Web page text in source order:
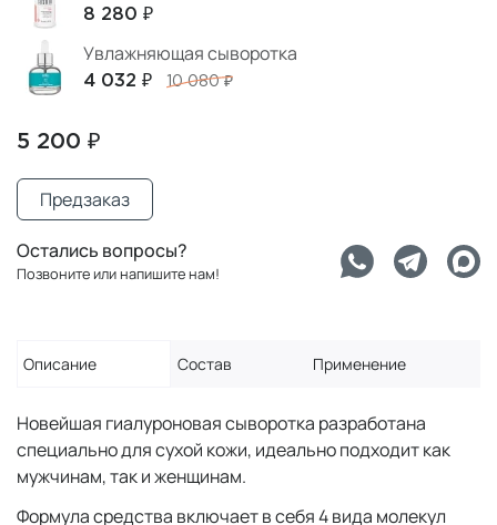
8 280 ₽
Увлажняющая сыворотка
4 032 ₽ 10 080 ₽
5 200 ₽
Предзаказ
Остались вопросы?
Позвоните или напишите нам!
Описание Состав Применение
Новейшая гиалуроновая сыворотка разработана
специально для сухой кожи, идеально подходит как
мужчинам, так и женщинам.
Формула средства включает в себя 4 вида молекул